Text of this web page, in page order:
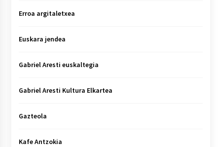
Erroa argitaletxea
Euskara jendea
Gabriel Aresti euskaltegia
Gabriel Aresti Kultura Elkartea
Gazteola
Kafe Antzokia